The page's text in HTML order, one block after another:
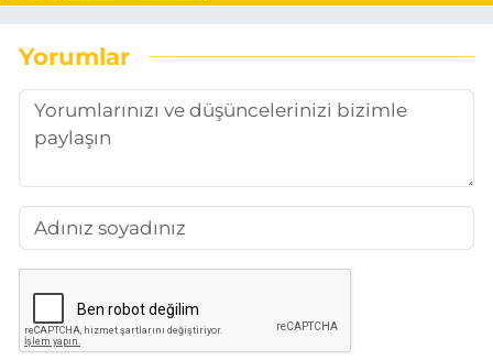
Yorumlar